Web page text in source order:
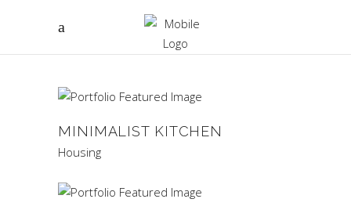
MINIMALIST KITCHEN
Housing